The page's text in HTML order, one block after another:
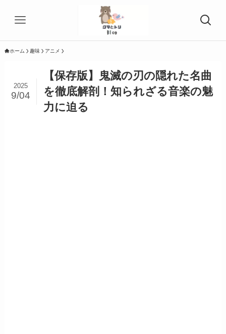
ホーム 趣味 アニメ
【保存版】鬼滅の刃の隠れた名曲
を徹底解剖！知られざる音楽の魅
力に迫る
2025
9/04